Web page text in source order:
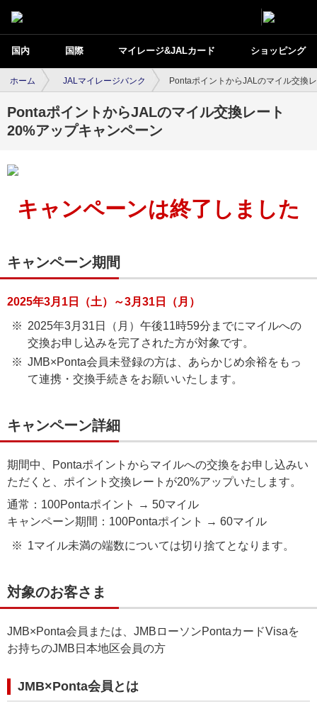
国内 国際 マイレージ&JALカード ショッピング
ホーム JALマイレージバンク PontaポイントからJALのマイル交換
PontaポイントからJALのマイル交換レート
20%アップキャンペーン
キャンペーンは終了しました
キャンペーン期間
2025年3月1日（土）～3月31日（月）
2025年3月31日（月）午後11時59分までにマイルへの
交換お申し込みを完了された方が対象です。
JMB×Ponta会員未登録の方は、あらかじめ余裕をもっ
て連携・交換手続きをお願いいたします。
キャンペーン詳細
期間中、Pontaポイントからマイルへの交換をお申し込みい
ただくと、ポイント交換レートが20%アップいたします。
通常：100Pontaポイント → 50マイル
キャンペーン期間：100Pontaポイント → 60マイル
1マイル未満の端数については切り捨てとなります。
対象のお客さま
JMB×Ponta会員または、JMBローソンPontaカードVisaを
お持ちのJMB日本地区会員の方
JMB×Ponta会員とは